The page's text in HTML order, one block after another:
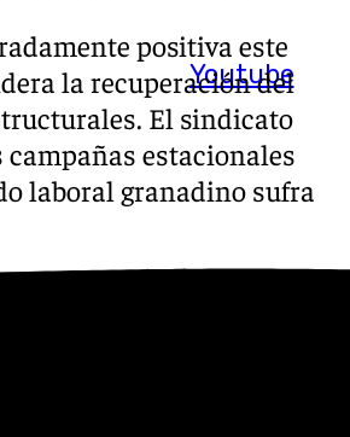
Youtube
positiva este
la recuperación del
El sindicato
campañas estacionales
laboral granadino sufra
diversificar su
valor añadido y por